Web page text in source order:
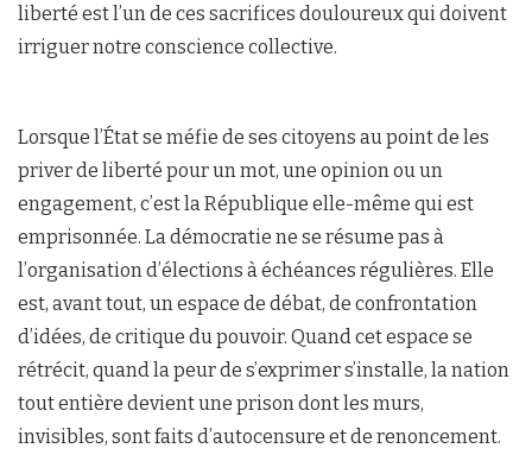
liberté est l’un de ces sacrifices douloureux qui doivent
irriguer notre conscience collective.
Lorsque l’État se méfie de ses citoyens au point de les
priver de liberté pour un mot, une opinion ou un
engagement, c’est la République elle-même qui est
emprisonnée. La démocratie ne se résume pas à
l’organisation d’élections à échéances régulières. Elle
est, avant tout, un espace de débat, de confrontation
d’idées, de critique du pouvoir. Quand cet espace se
rétrécit, quand la peur de s’exprimer s’installe, la nation
tout entière devient une prison dont les murs,
invisibles, sont faits d’autocensure et de renoncement.